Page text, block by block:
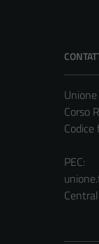
Corso
PEC: